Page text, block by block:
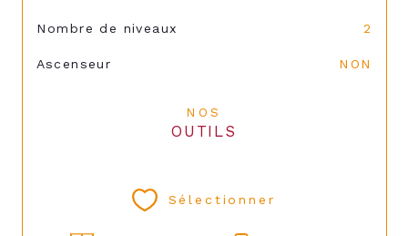
Nombre de niveaux 2
Ascenseur NON
NOS
OUTILS
Sélectionner